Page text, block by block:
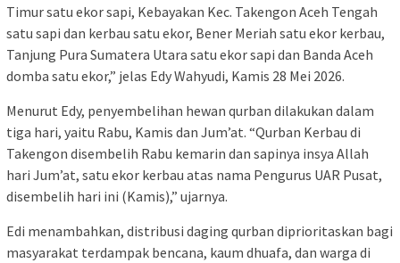
Timur satu ekor sapi, Kebayakan Kec. Takengon Aceh Tengah
satu sapi dan kerbau satu ekor, Bener Meriah satu ekor kerbau,
Tanjung Pura Sumatera Utara satu ekor sapi dan Banda Aceh
domba satu ekor,” jelas Edy Wahyudi, Kamis 28 Mei 2026.
Menurut Edy, penyembelihan hewan qurban dilakukan dalam
tiga hari, yaitu Rabu, Kamis dan Jum’at. “Qurban Kerbau di
Takengon disembelih Rabu kemarin dan sapinya insya Allah
hari Jum’at, satu ekor kerbau atas nama Pengurus UAR Pusat,
disembelih hari ini (Kamis),” ujarnya.
Edi menambahkan, distribusi daging qurban diprioritaskan bagi
masyarakat terdampak bencana, kaum dhuafa, dan warga di